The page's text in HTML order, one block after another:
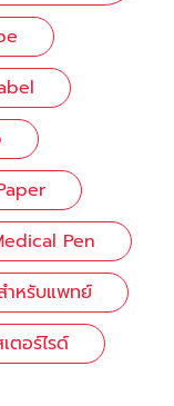
Pen
ำหรับแพทย์
ตอร์ไรด์